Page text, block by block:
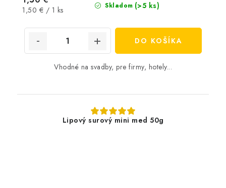
Skladom (>5 ks)
Jednotková
1,50 € / 1 ks
DO KOŠÍKA
Vhodné na svadby, pre firmy, hotely...
Lipový surový mini med 50g